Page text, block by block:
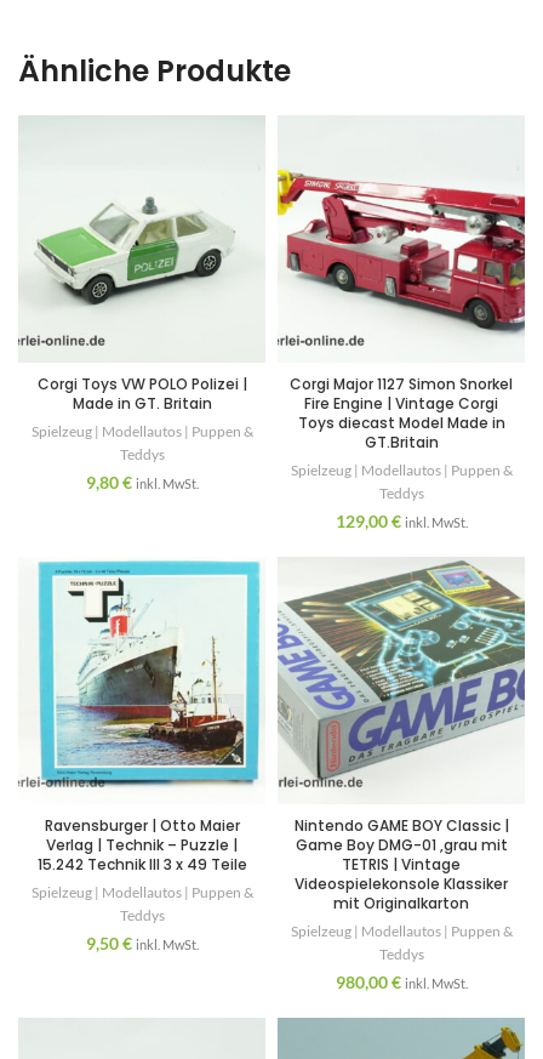
Ähnliche Produkte
Corgi Toys VW POLO Polizei |
Made in GT. Britain
Spielzeug | Modellautos | Puppen &
Teddys
9,80€ inkl. MwSt.
Corgi Major 1127 Simon Snorkel
Fire Engine | Vintage Corgi
Toys diecast Model Made in
GT.Britain
Spielzeug | Modellautos | Puppen &
Teddys
129,00€ inkl. MwSt.
Ravensburger | Otto Maier
Verlag | Technik – Puzzle |
15.242 Technik III 3 x 49 Teile
Spielzeug | Modellautos | Puppen &
Teddys
9,50€ inkl. MwSt.
Nintendo GAME BOY Classic |
Game Boy DMG-01 ,grau mit
TETRIS | Vintage
Videospielekonsole Klassiker
mit Originalkarton
Spielzeug | Modellautos | Puppen &
Teddys
980,00€ inkl. MwSt.